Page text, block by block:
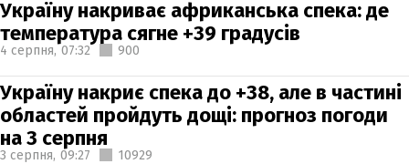
Україну накриває африканська спека: де
температура сягне +39 градусів
4 серпня, 07:32 900
Україну накриє спека до +38, але в частині
областей пройдуть дощі: прогноз погоди
на 3 серпня
3 серпня, 09:27 10929